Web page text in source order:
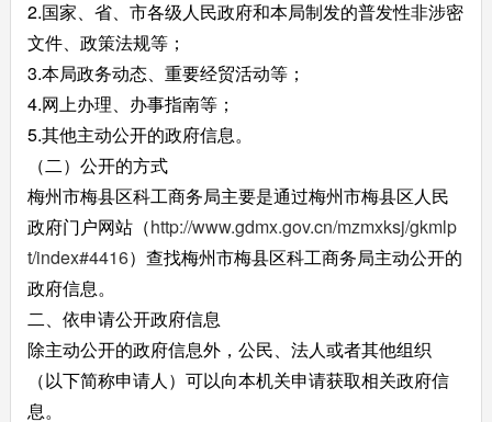
2.国家、省、市各级人民政府和本局制发的普发性非涉密
文件、政策法规等；
3.本局政务动态、重要经贸活动等；
4.网上办理、办事指南等；
5.其他主动公开的政府信息。
（二）公开的方式
梅州市梅县区科工商务局主要是通过梅州市梅县区人民
政府门户网站（http://www.gdmx.gov.cn/mzmxksj/gkmlp
t/index#4416）查找梅州市梅县区科工商务局主动公开的
政府信息。
二、依申请公开政府信息
除主动公开的政府信息外，公民、法人或者其他组织
（以下简称申请人）可以向本机关申请获取相关政府信
息。